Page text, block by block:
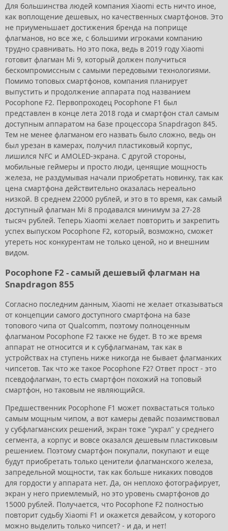
Для большинства людей компания Xiaomi есть ничто иное,
как воплощение дешевых, но качественных смартфонов. Это
не приуменьшает достижения бренда на поприще
флагманов, но все же, с большими игроками компанию
трудно сравнивать. Но это пока, ведь в 2019 году Xiaomi
готовит флагман Mi 9, который должен получиться
бескомпромиссным с самыми передовыми технологиями.
Помимо топовых смартфонов, компания планирует
выпустить и продолжение аппарата под названием
Pocophone F2. Первопроходец Pocophone F1 был
представлен в конце лета 2018 года и смартфон стал самым
доступным аппаратом на базе процессора Snapdragon 845.
Тем не менее флагманом его назвать было сложно, ведь он
был урезан в камерах, получил пластиковый корпус,
лишился NFC и AMOLED-экрана. С другой стороны,
мобильные геймеры и просто люди, ценящие мощность
железа, не раздумывая начали приобретать новинку, так как
цена смартфона действительно оказалась нереально
низкой. В среднем 22000 рублей, и это в то время, как самый
доступный флагман Mi 8 продавался минимум за 27-28
тысяч рублей. Теперь Xiaomi желает повторить и закрепить
успех выпуском Pocophone F2, который, возможно, сможет
утереть нос конкурентам не только ценой, но и внешним
видом.
Pocophone F2 - самый дешевый флагман на
Snapdragon 855
Согласно последним данным, Xiaomi не желает отказываться
от концепции самого доступного смартфона на базе
топового чипа от Qualcomm, поэтому полноценным
флагманом Pocophone F2 также не будет. В то же время
аппарат не относится и к субфлагманам, так как в
устройствах на ступень ниже никогда не бывает флагманких
чипсетов. Так что же такое Pocophone F2? Ответ прост - это
псевдофлагман, то есть смартфон похожий на топовый
смартфон, но таковым не являющийся.
Предшественник Pocophone F1 может похвастаться только
самым мощным чипом, а вот камеры девайс позаимствовал
у субфлагманских решений, экран тоже "украл" у среднего
сегмента, а корпус и вовсе оказался дешевым пластиковым
решением. Поэтому смартфон покупали, покупают и еще
будут приобретать только ценители флагманского железа,
запредельной мощности, так как больше никаких поводов
для гордости у аппарата нет. Да, он неплохо фотографирует,
экран у него приемлемый, но это уровень смартфонов до
15000 рублей. Получается, что Pocophone F2 полностью
повторит судьбу Xiaomi F1 и окажется девайсом, у которого
можно выделить только чипсет? - и да, и нет!